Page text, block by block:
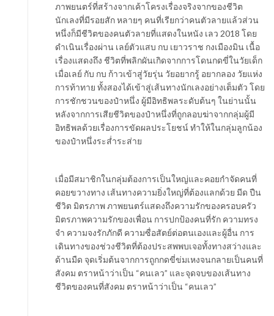
ภาพยนตร์ที่สร้างจากเค้าโครงเรื่องจริงจากของชีวิต
นักเลงที่มีรอยสัก หลายๆ คนที่เรียกว่าคนตัวลายแล้วส่วน
หนึ่งก็มีชีวิตของคนตัวลายที่แสดงในหนัง เลว 2018 โดย
ดำเนินเรื่องผ่าน เลย์ตัวแสบ กบ เยาวราช กงเมืองมิน เนื้อ
เรื่องแสดงถึง ชีวิตที่พลิกผันเกิดจากการโดนกดขี่ในวัยเด็ก
เมื่อเลย์ กับ กบ ก้าวเข้าสู่วัยรุ่น วัยอยากรู้ อยากลอง วัยแห่ง
การท้าทาย ทั้งสองได้เข้าสู่เส้นทางนักเลงอย่างเต็มตัว โดย
การชักชวนของป๋าหนึ่ง ผู้มีอิทธิพลระดับต้นๆ ในย่านนั้น
หลังจากการเสียชีวิตของป๋าหนึ่งที่ถูกลอบฆ่าจากกลุ่มผู้มี
อิทธิพลด้วยเรื่องการขัดผลประโยชน์ ทำให้ในกลุ่มลูกน้อง
ของป๋าหนึ่งระส่ำระส่าย
เมื่อมีสมาชิกในกลุ่มต้องการเป็นใหญ่และคอยกำจัดคนที่
คอยขวางทาง เส้นทางความยิ่งใหญ่ที่ต้องแลกด้วย มีด ปืน
ชีวิต มิตรภาพ ภาพยนตร์แสดงถึงความรักของครอบครัว
มิตรภาพความรักของเพื่อน การปกป้องคนที่รัก ความทรง
จำ ความจงรักภักดี ความซื่อสัตย์ต่อตนเองและผู้อื่น การ
เดินทางของช่วงชีวิตที่ต้องประสพพบเจอทั้งทางสว่างและ
ด้านมืด จุดเริ่มต้นจากการถูกกดขี่ข่มเหงจนกลายเป็นคนที่
สังคม ตราหน้าว่าเป็น “คนเลว” และจุดจบของเส้นทาง
ชีวิตของคนที่สังคม ตราหน้าว่าเป็น “คนเลว”